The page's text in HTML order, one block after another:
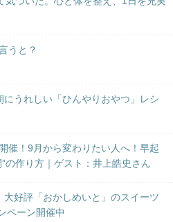
うと？
うれしい「ひんやりおやつ」レシ
催！9月から変わりたい人へ！早起
の作り方｜ゲスト：井上皓史さん
大好評「おかしめいと」のスイーツ
ペーン開催中